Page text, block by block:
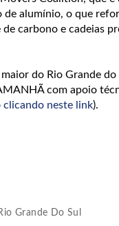
alumínio, o que
carbono e cadeias
do Rio Grande
com apoio
neste link).
Grande Do Sul